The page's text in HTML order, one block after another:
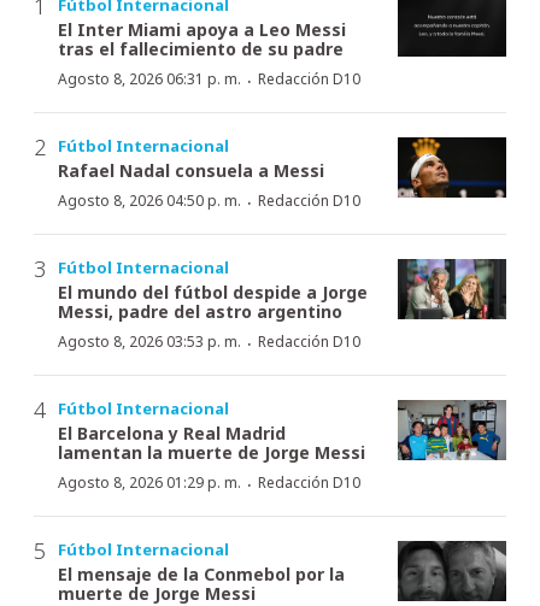
Fútbol Internacional
El Inter Miami apoya a Leo Messi
tras el fallecimiento de su padre
Agosto 8, 2026 06:31 p. m. · Redacción D10
Fútbol Internacional
Rafael Nadal consuela a Messi
Agosto 8, 2026 04:50 p. m. · Redacción D10
Fútbol Internacional
El mundo del fútbol despide a Jorge
Messi, padre del astro argentino
Agosto 8, 2026 03:53 p. m. · Redacción D10
Fútbol Internacional
El Barcelona y Real Madrid
lamentan la muerte de Jorge Messi
Agosto 8, 2026 01:29 p. m. · Redacción D10
Fútbol Internacional
El mensaje de la Conmebol por la
muerte de Jorge Messi